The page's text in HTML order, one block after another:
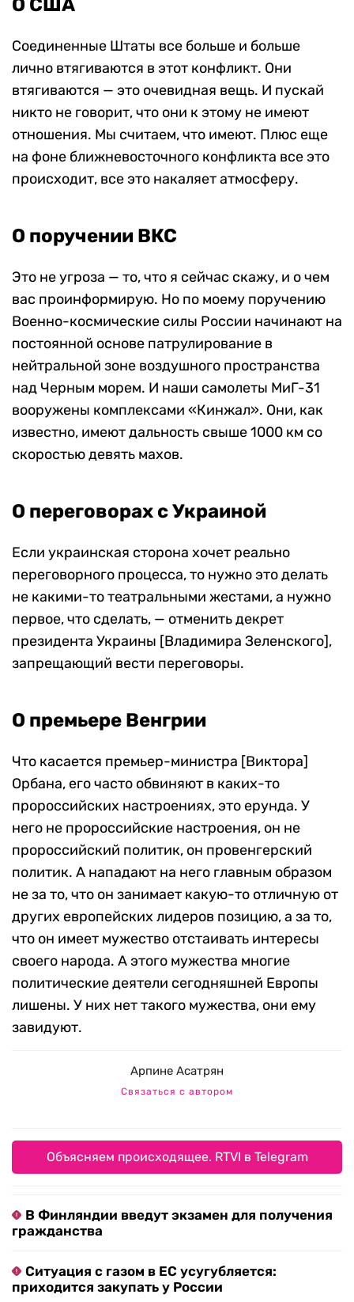
О США
Соединенные Штаты все больше и больше
лично втягиваются в этот конфликт. Они
втягиваются — это очевидная вещь. И пускай
никто не говорит, что они к этому не имеют
отношения. Мы считаем, что имеют. Плюс еще
на фоне ближневосточного конфликта все это
происходит, все это накаляет атмосферу.
О поручении ВКС
Это не угроза — то, что я сейчас скажу, и о чем
вас проинформирую. Но по моему поручению
Военно-космические силы России начинают на
постоянной основе патрулирование в
нейтральной зоне воздушного пространства
над Черным морем. И наши самолеты МиГ-31
вооружены комплексами «Кинжал». Они, как
известно, имеют дальность свыше 1000 км со
скоростью девять махов.
О переговорах с Украиной
Если украинская сторона хочет реально
переговорного процесса, то нужно это делать
не какими-то театральными жестами, а нужно
первое, что сделать, — отменить декрет
президента Украины [Владимира Зеленского],
запрещающий вести переговоры.
О премьере Венгрии
Что касается премьер-министра [Виктора]
Орбана, его часто обвиняют в каких-то
пророссийских настроениях, это ерунда. У
него не пророссийские настроения, он не
пророссийский политик, он провенгерский
политик. А нападают на него главным образом
не за то, что он занимает какую-то отличную от
других европейских лидеров позицию, а за то,
что он имеет мужество отстаивать интересы
своего народа. А этого мужества многие
политические деятели сегодняшней Европы
лишены. У них нет такого мужества, они ему
завидуют.
Арпине Асатрян
Связаться с автором
Объясняем происходящее. RTVI в Telegram
В Финляндии введут экзамен для получения
гражданства
Ситуация с газом в ЕС усугубляется:
приходится закупать у России